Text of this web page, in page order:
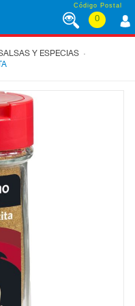
Código Postal
0
Y ESPECIAS .